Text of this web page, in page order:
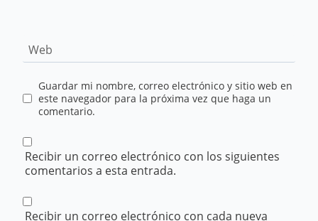
Web
Guardar mi nombre, correo electrónico y sitio web en
este navegador para la próxima vez que haga un
comentario.
Recibir un correo electrónico con los siguientes
comentarios a esta entrada.
Recibir un correo electrónico con cada nueva